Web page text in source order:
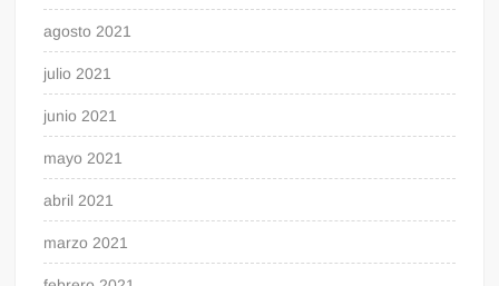
agosto 2021
julio 2021
junio 2021
mayo 2021
abril 2021
marzo 2021